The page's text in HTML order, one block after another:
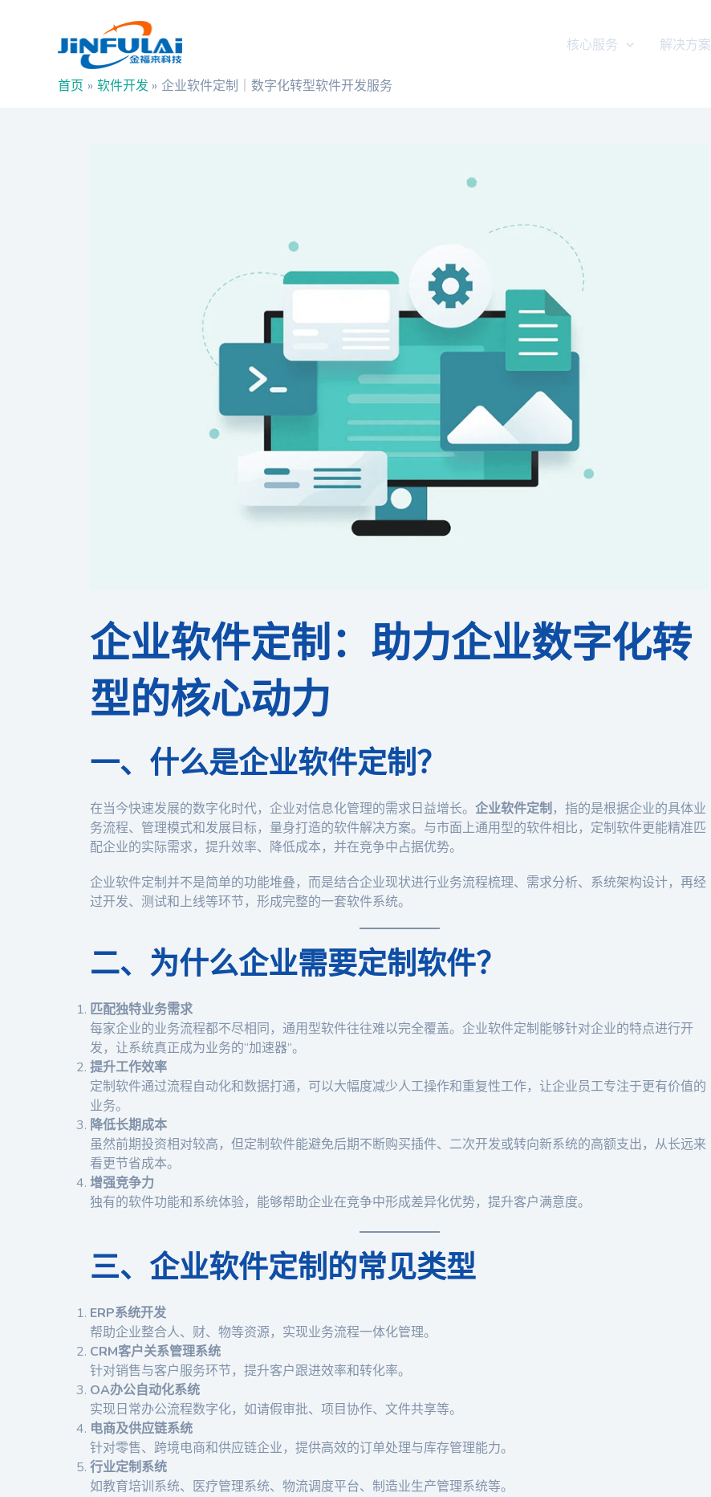
核心服务 解决方案
首页 软件开发 企业软件定制｜数字化转型软件开发服务
企业软件定制：助力企业数字化转
型的核心动力
一、什么是企业软件定制？
在当今快速发展的数字化时代，企业对信息化管理的需求日益增长。 企业软件定制 ，指的是根据企业的具体业
务流程、管理模式和发展目标，量身打造的软件解决方案。与市面上通用型的软件相比，定制软件更能精准匹
配企业的实际需求，提升效率、降低成本，并在竞争中占据优势。
企业软件定制并不是简单的功能堆叠，而是结合企业现状进行业务流程梳理、需求分析、系统架构设计，再经
过开发、测试和上线等环节，形成完整的一套软件系统。
二、为什么企业需要定制软件？
匹配独特业务需求
每家企业的业务流程都不尽相同，通用型软件往往难以完全覆盖。企业软件定制能够针对企业的特点进行开
发，让系统真正成为业务的“加速器”。
提升工作效率
定制软件通过流程自动化和数据打通，可以大幅度减少人工操作和重复性工作，让企业员工专注于更有价值的
业务。
降低长期成本
虽然前期投资相对较高，但定制软件能避免后期不断购买插件、二次开发或转向新系统的高额支出，从长远来
看更节省成本。
增强竞争力
独有的软件功能和系统体验，能够帮助企业在竞争中形成差异化优势，提升客户满意度。
三、企业软件定制的常见类型
ERP系统开发
帮助企业整合人、财、物等资源，实现业务流程一体化管理。
CRM客户关系管理系统
针对销售与客户服务环节，提升客户跟进效率和转化率。
OA办公自动化系统
实现日常办公流程数字化，如请假审批、项目协作、文件共享等。
电商及供应链系统
针对零售、跨境电商和供应链企业，提供高效的订单处理与库存管理能力。
行业定制系统
如教育培训系统、医疗管理系统、物流调度平台、制造业生产管理系统等。
navigation